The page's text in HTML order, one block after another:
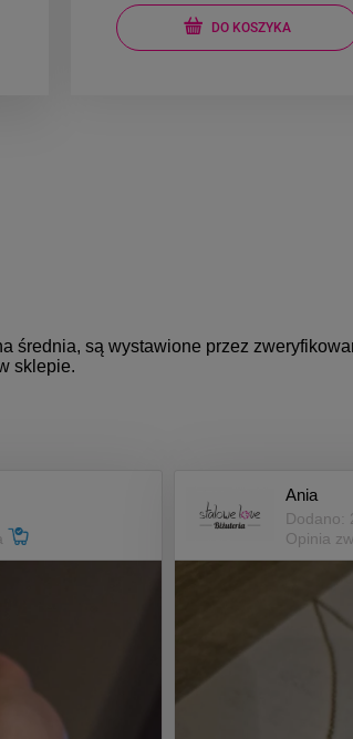
DO KOSZYKA
średnia, są wystawione przez
sklepie.
Ania
Dodano:
Opinia